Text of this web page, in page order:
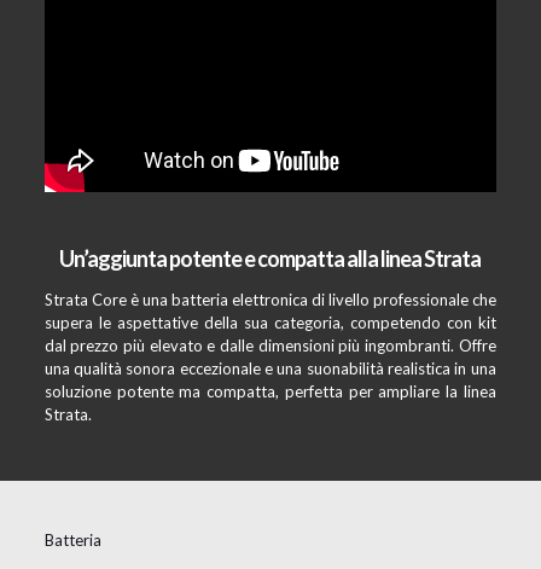
Un’aggiunta potente e compatta alla linea Strata
Strata Core è una batteria elettronica di livello professionale che
supera le aspettative della sua categoria, competendo con kit
dal prezzo più elevato e dalle dimensioni più ingombranti. Offre
una qualità sonora eccezionale e una suonabilità realistica in una
soluzione potente ma compatta, perfetta per ampliare la linea
Strata.
Batteria